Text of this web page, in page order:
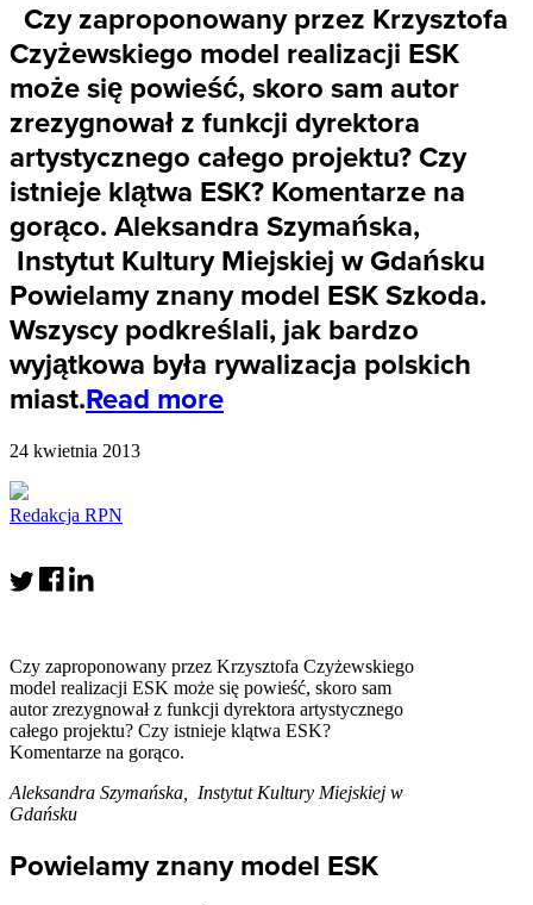
Czy zaproponowany przez Krzysztofa
Czyżewskiego model realizacji ESK
może się powieść, skoro sam autor
zrezygnował z funkcji dyrektora
artystycznego całego projektu? Czy
istnieje klątwa ESK? Komentarze na
gorąco. Aleksandra Szymańska,
Instytut Kultury Miejskiej w Gdańsku
Powielamy znany model ESK Szkoda.
Wszyscy podkreślali, jak bardzo
wyjątkowa była rywalizacja polskich
miast.Read more
24 kwietnia 2013
Redakcja RPN
Czy zaproponowany przez Krzysztofa Czyżewskiego
model realizacji ESK może się powieść, skoro sam
autor zrezygnował z funkcji dyrektora artystycznego
całego projektu? Czy istnieje klątwa ESK?
Komentarze na gorąco.
Aleksandra Szymańska, Instytut Kultury Miejskiej w
Gdańsku
Powielamy znany model ESK